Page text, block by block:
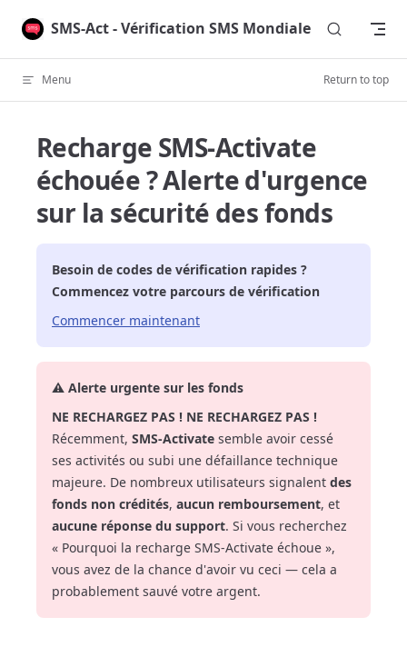
Skip to content
SMS-Act - Vérification SMS Mondiale
Menu Return to top
Recharge SMS-Activate
échouée ? Alerte d'urgence
sur la sécurité des fonds
Besoin de codes de vérification rapides ?
Commencez votre parcours de vérification
Commencer maintenant
⚠️ Alerte urgente sur les fonds
NE RECHARGEZ PAS ! NE RECHARGEZ PAS !
Récemment, SMS-Activate semble avoir cessé
ses activités ou subi une défaillance technique
majeure. De nombreux utilisateurs signalent des
fonds non crédités, aucun remboursement, et
aucune réponse du support. Si vous recherchez
« Pourquoi la recharge SMS-Activate échoue »,
vous avez de la chance d'avoir vu ceci — cela a
probablement sauvé votre argent.